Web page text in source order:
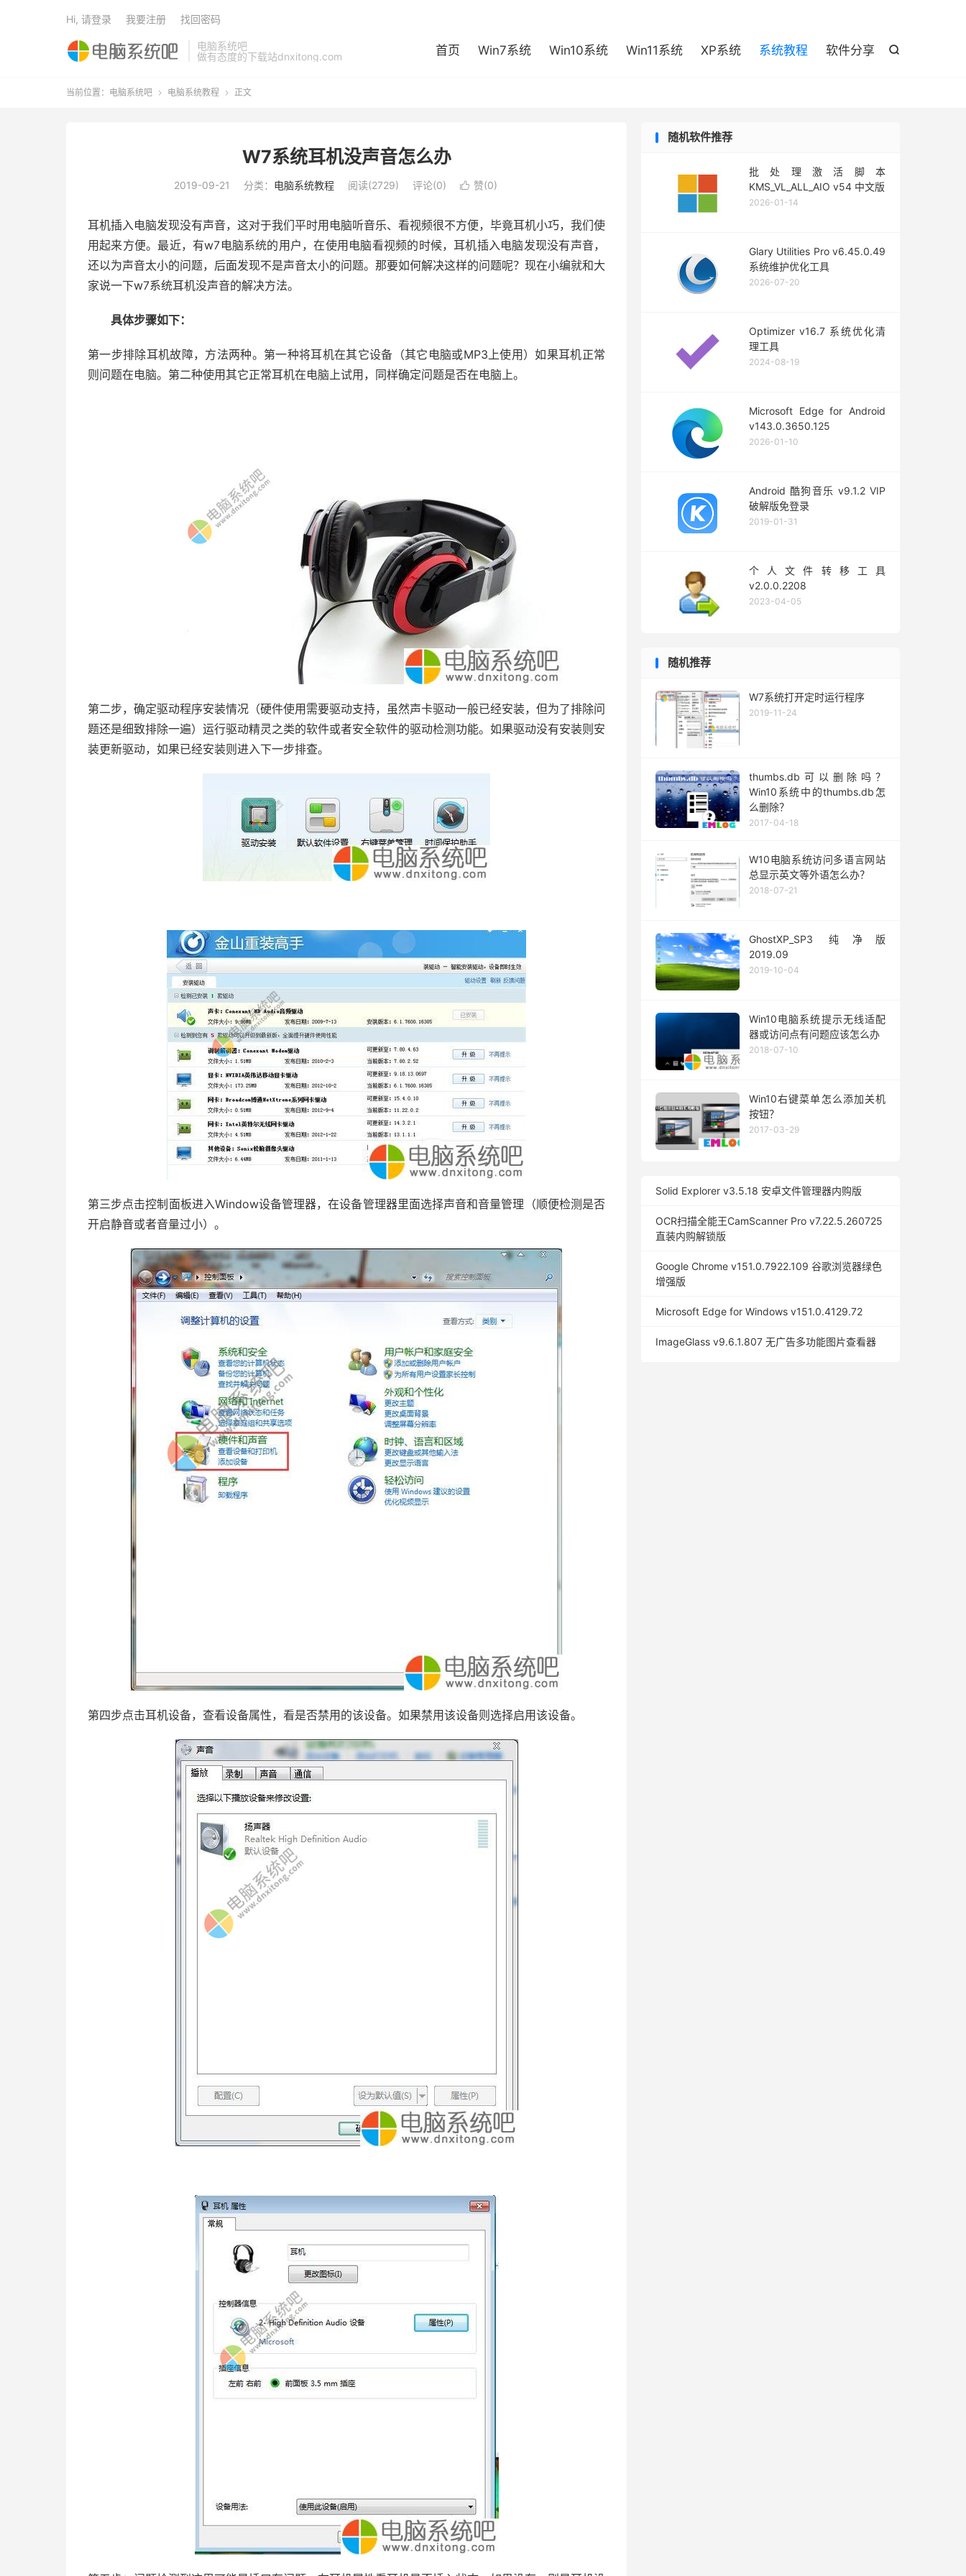
电脑系统吧
做有态度的下载站dnxitong.com

首页 Win7系统 Win10系统 Win11系统 XP系统 系统教程 软件分享
Hi, 请登录 我要注册 找回密码
当前位置： 电脑系统吧  电脑系统教程  正文
W7系统耳机没声音怎么办
2019-09-21 分类： 电脑系统教程 阅读(2729) 评论(0)  赞(0)
耳机插入电脑发现没有声音，这对于我们平时用电脑听音乐、看视频很不方便，毕竟耳机小巧，我们使
用起来方便。最近，有w7电脑系统的用户，在使用电脑看视频的时候，耳机插入电脑发现没有声音，
还以为声音太小的问题，后面发现不是声音太小的问题。那要如何解决这样的问题呢？现在小编就和大
家说一下w7系统耳机没声音的解决方法。
具体步骤如下：
第一步排除耳机故障，方法两种。第一种将耳机在其它设备（其它电脑或MP3上使用）如果耳机正常
则问题在电脑。第二种使用其它正常耳机在电脑上试用，同样确定问题是否在电脑上。
第二步，确定驱动程序安装情况（硬件使用需要驱动支持，虽然声卡驱动一般已经安装，但为了排除问
题还是细致排除一遍）运行驱动精灵之类的软件或者安全软件的驱动检测功能。如果驱动没有安装则安
装更新驱动，如果已经安装则进入下一步排查。
第三步点击控制面板进入Window设备管理器，在设备管理器里面选择声音和音量管理（顺便检测是否
开启静音或者音量过小）。
第四步点击耳机设备，查看设备属性，看是否禁用的该设备。如果禁用该设备则选择启用该设备。
随机软件推荐
批处理激活脚本
KMS_VL_ALL_AIO v54 中文版
2026-01-14
Glary Utilities Pro v6.45.0.49
系统维护优化工具
2026-07-20
Optimizer v16.7 系统优化清
理工具
2024-08-19
Microsoft Edge for Android
v143.0.3650.125
2026-01-10
Android 酷狗音乐 v9.1.2 VIP
破解版免登录
2019-01-31
个人文件转移工具
v2.0.0.2208
2023-04-05
随机推荐
W7系统打开定时运行程序
2019-11-24
thumbs.db可以删除吗？
Win10系统中的thumbs.db怎
么删除？
2017-04-18
W10电脑系统访问多语言网站
总显示英文等外语怎么办？
2018-07-21
GhostXP_SP3 纯净版
2019.09
2019-10-04
Win10电脑系统提示无线适配
器或访问点有问题应该怎么办
2018-07-10
Win10右键菜单怎么添加关机
按钮？
2017-03-29
Solid Explorer v3.5.18 安卓文件管理器内购版
OCR扫描全能王CamScanner Pro v7.22.5.260725
直装内购解锁版
Google Chrome v151.0.7922.109 谷歌浏览器绿色
增强版
Microsoft Edge for Windows v151.0.4129.72
ImageGlass v9.6.1.807 无广告多功能图片查看器